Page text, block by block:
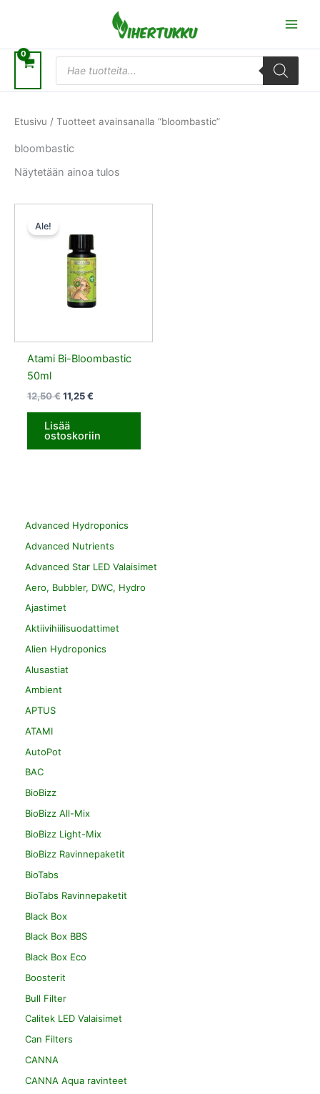
Products
search
Advanced Hydroponics
Advanced Nutrients
Advanced Star LED Valaisimet
Aero, Bubbler, DWC, Hydro
Ajastimet
Aktiivihiilisuodattimet
Alien Hydroponics
Alusastiat
Ambient
APTUS
ATAMI
AutoPot
BAC
BioBizz
BioBizz All-Mix
BioBizz Light-Mix
BioBizz Ravinnepaketit
BioTabs
BioTabs Ravinnepaketit
Black Box
Black Box BBS
Black Box Eco
Boosterit
Bull Filter
Calitek LED Valaisimet
Can Filters
CANNA
CANNA Aqua ravinteet
Etusivu / Tuotteet avainsanalla “bloombastic”
bloombastic
Näytetään ainoa tulos
Ale!
Atami Bi-Bloombastic
50ml
12,50€
oli:
12,50 €.
11,25€
on:
11,25 €.
Lisää
ostoskoriin